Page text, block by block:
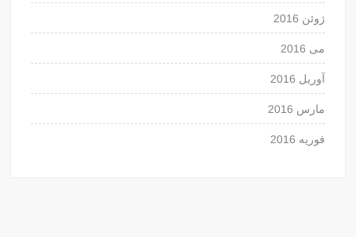
ژوئن 2016
می 2016
آوریل 2016
مارس 2016
فوریه 2016